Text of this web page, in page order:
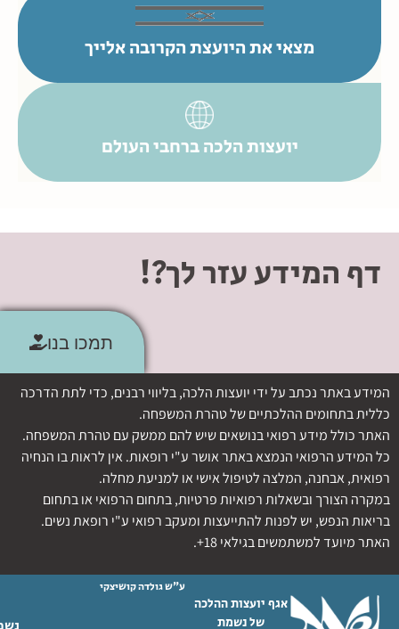
מצאי את היועצת הקרובה אלייך
יועצות הלכה ברחבי העולם
דף המידע עזר לך?!
תמכו בנו
המידע באתר נכתב על ידי יועצות הלכה, בליווי רבנים, כדי לתת הדרכה
כללית בתחומים ההלכתיים של טהרת המשפחה.
האתר כולל מידע רפואי בנושאים שיש להם ממשק עם טהרת המשפחה.
כל המידע הרפואי הנמצא באתר אושר ע"י רופאות. אין לראות בו הנחיה
רפואית, אבחנה, המלצה לטיפול אישי או למניעת מחלה.
במקרה הצורך ובשאלות רפואיות פרטיות, בתחום הרפואי או בתחום
בריאות הנפש, יש לפנות להתייעצות ומעקב רפואי ע"י רופאת נשים.
האתר מיועד למשתמשים בגילאי 18+.
אגף יועצות ההלכה
של נשמת
ע"ש גולדה קושיצקי